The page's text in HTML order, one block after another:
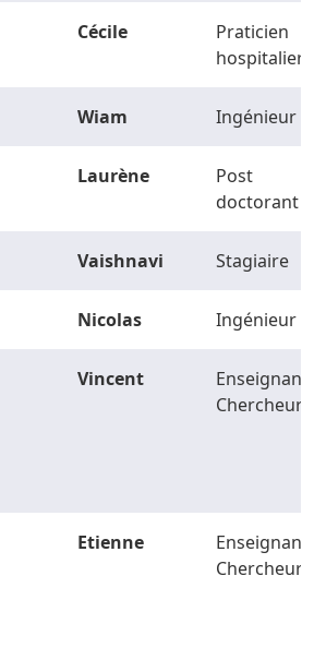
Cécile
Praticien
hospitalier
Wiam Ingénieur
Laurène
Post
doctorant
Vaishnavi Stagiaire
Nicolas Ingénieur
Vincent
Enseignant-
Chercheur
Etienne
Enseignant-
Chercheur